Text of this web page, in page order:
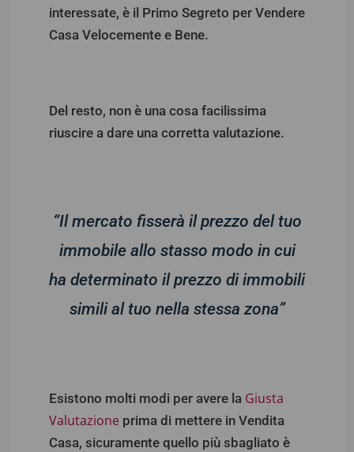
interessate, è il Primo Segreto per Vendere
Casa Velocemente e Bene.
Del resto, non è una cosa facilissima
riuscire a dare una corretta valutazione.
“Il mercato fisserà il prezzo del tuo
immobile allo stasso modo in cui
ha determinato il prezzo di immobili
simili al tuo nella stessa zona”
Esistono molti modi per avere la Giusta
Valutazione prima di mettere in Vendita
Casa, sicuramente quello più sbagliato è